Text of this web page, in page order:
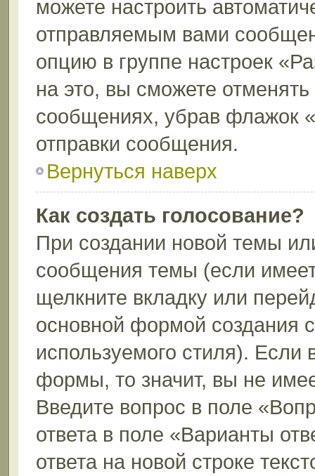
можете настроить
отправляемым вами
опцию в группе настроек
на это, вы сможете
сообщениях, убрав флажок
отправки сообщения.
Вернуться наверх
Как создать голосование?
При создании новой темы
сообщения темы (если
щелкните вкладку или
основной формой создания
используемого стиля). Если
формы, то значит, вы не
Введите вопрос в поле
ответа в поле «Варианты
ответа на новой строке